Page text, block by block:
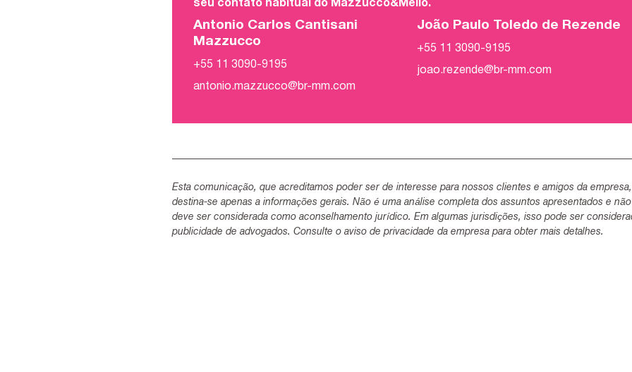
seu contato habitual do Mazzucco&Mello.
Antonio Carlos Cantisani
Mazzucco
+55 11 3090-9195
antonio.mazzucco@br-mm.com
João Paulo Toledo de Rezende
+55 11 3090-9195
joao.rezende@br-mm.com
Esta comunicação, que acreditamos poder ser de interesse para nossos clientes e amigos da empresa,
destina-se apenas a informações gerais. Não é uma análise completa dos assuntos apresentados e não
deve ser considerada como aconselhamento jurídico. Em algumas jurisdições, isso pode ser
publicidade de advogados. Consulte o aviso de privacidade da empresa para obter mais detalhes.